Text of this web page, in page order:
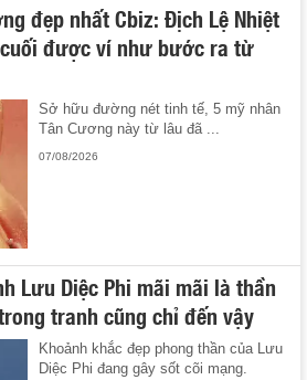
đẹp nhất Cbiz: Địch Lệ Nhiệt
được ví như bước ra từ
Sở hữu đường nét tinh tế, 5 mỹ nhân
Tân Cương này từ lâu đã ...
07/08/2026
Lưu Diệc Phi mãi mãi là thần
tranh cũng chỉ đến vậy
Khoảnh khắc đẹp phong thần của Lưu
Diệc Phi đang gây sốt cõi mạng.